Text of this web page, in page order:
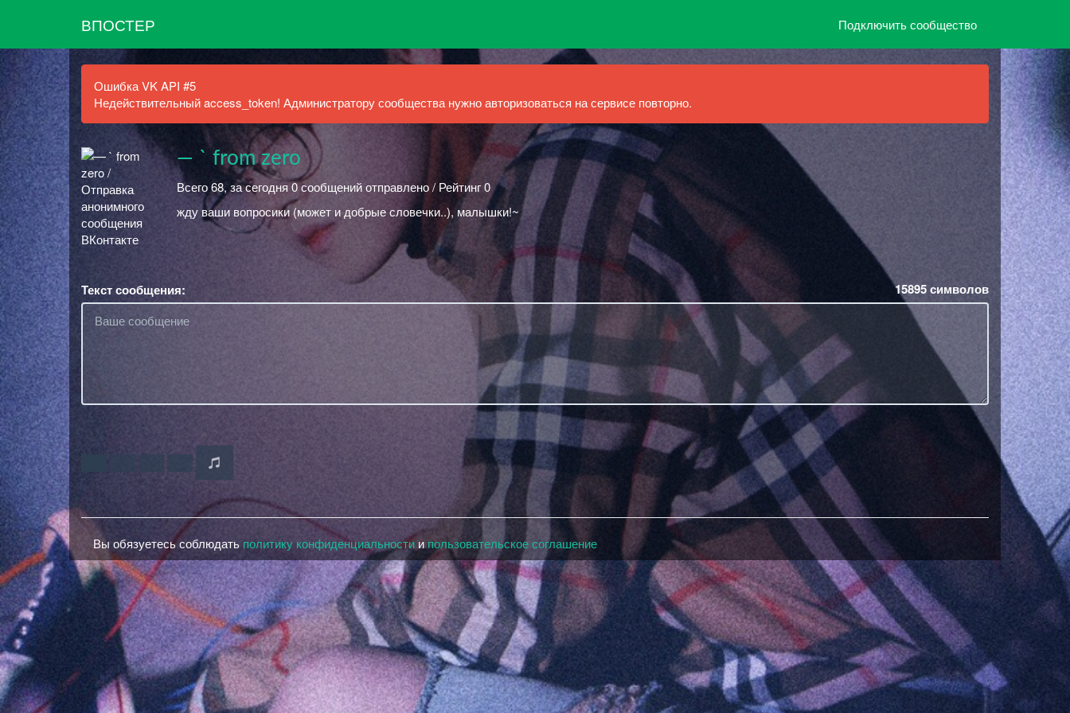
ВПОСТЕР Подключить сообщество
Ошибка VK API #5
Недействительный access_token! Администратору сообщества нужно авторизоваться на сервисе повторно.
— ` from zero
Всего 68, за сегодня 0 сообщений отправлено / Рейтинг 0
жду ваши вопросики (может и добрые словечки..), малышки!~
Текст сообщения: 15895символов
Вы обязуетесь соблюдать политику конфиденциальности и пользовательское соглашение